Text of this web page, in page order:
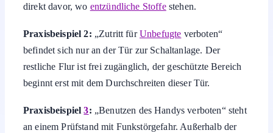
direkt davor, wo entzündliche Stoffestehen.
Praxisbeispiel 2: „Zutritt fürUnbefugte verboten“
befindet sich nur an der Tür zur Schaltanlage. Der
restliche Flur ist frei zugänglich, der geschützte Bereich
beginnt erst mit dem Durchschreiten dieser Tür.
Praxisbeispiel3: „Benutzen des Handys verboten“ steht
an einem Prüfstand mit Funkstörgefahr. Außerhalb der